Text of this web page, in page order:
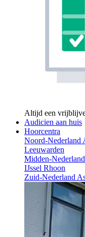
Altijd een
Audicien aan huis
Hoorcentra
Noord-Nederland
Leeuwarden
Midden-Nederland
IJssel Rhoon
Zuid-Nederland